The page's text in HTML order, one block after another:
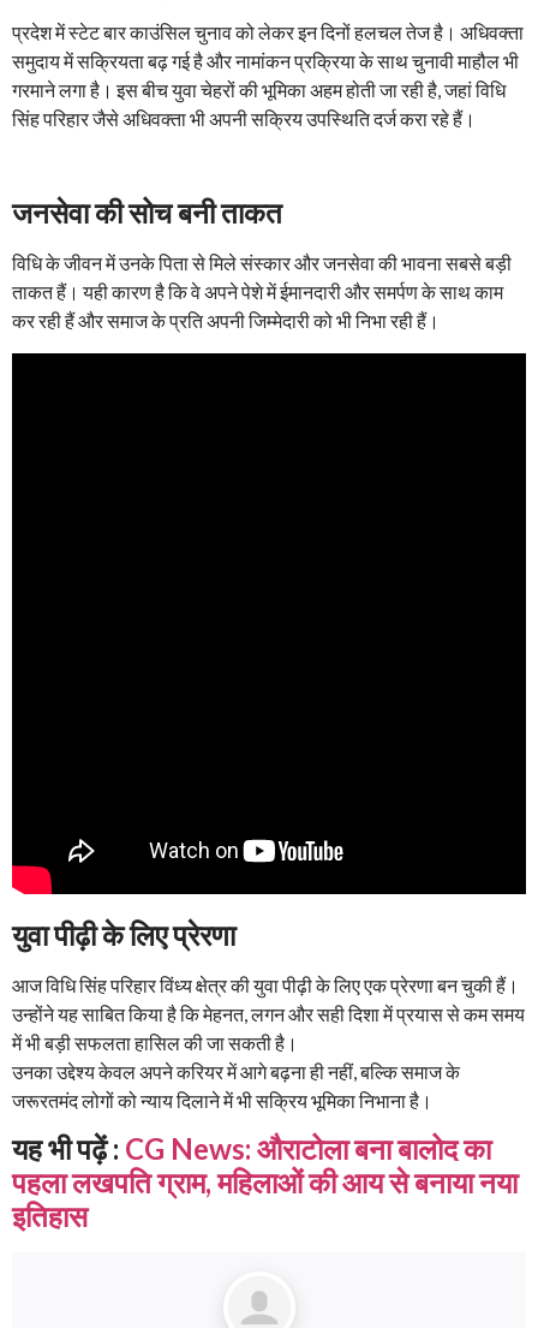
प्रदेश में स्टेट बार काउंसिल चुनाव को लेकर इन दिनों हलचल तेज है। अधिवक्ता
समुदाय में सक्रियता बढ़ गई है और नामांकन प्रक्रिया के साथ चुनावी माहौल भी
गरमाने लगा है। इस बीच युवा चेहरों की भूमिका अहम होती जा रही है, जहां विधि
सिंह परिहार जैसे अधिवक्ता भी अपनी सक्रिय उपस्थिति दर्ज करा रहे हैं।
जनसेवा की सोच बनी ताकत
विधि के जीवन में उनके पिता से मिले संस्कार और जनसेवा की भावना सबसे बड़ी
ताकत हैं। यही कारण है कि वे अपने पेशे में ईमानदारी और समर्पण के साथ काम
कर रही हैं और समाज के प्रति अपनी जिम्मेदारी को भी निभा रही हैं।
युवा पीढ़ी के लिए प्रेरणा
आज विधि सिंह परिहार विंध्य क्षेत्र की युवा पीढ़ी के लिए एक प्रेरणा बन चुकी हैं।
उन्होंने यह साबित किया है कि मेहनत, लगन और सही दिशा में प्रयास से कम समय
में भी बड़ी सफलता हासिल की जा सकती है।
उनका उद्देश्य केवल अपने करियर में आगे बढ़ना ही नहीं, बल्कि समाज के
जरूरतमंद लोगों को न्याय दिलाने में भी सक्रिय भूमिका निभाना है।
यह भी पढ़ें : CG News: औराटोला बना बालोद का
पहला लखपति ग्राम, महिलाओं की आय से बनाया नया
इतिहास